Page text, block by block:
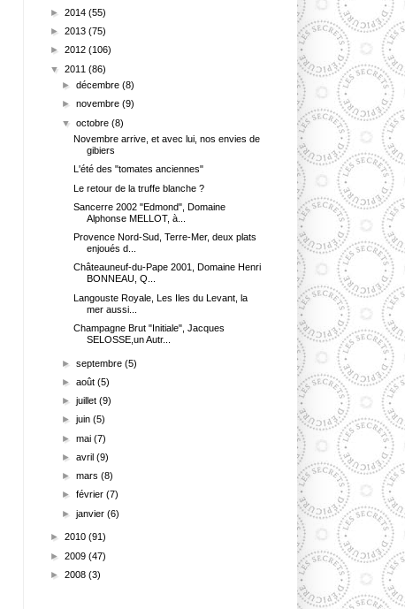
► 2014 (55)
► 2013 (75)
► 2012 (106)
▼ 2011 (86)
►décembre(8)
►novembre(9)
▼octobre(8)
Novembre arrive, et avec lui, nos envies de
gibiers
L'été des "tomates anciennes"
Le retour de la truffe blanche ?
Sancerre 2002 "Edmond", Domaine
Alphonse MELLOT, à...
Provence Nord-Sud, Terre-Mer, deux plats
enjoués d...
Châteauneuf-du-Pape 2001, Domaine Henri
BONNEAU, Q...
Langouste Royale, Les Iles du Levant, la
mer aussi...
Champagne Brut "Initiale", Jacques
SELOSSE,un Autr...
►septembre(5)
►août(5)
►juillet(9)
►juin(5)
►mai(7)
►avril(9)
►mars(8)
►février(7)
►janvier(6)
► 2010 (91)
► 2009 (47)
► 2008 (3)